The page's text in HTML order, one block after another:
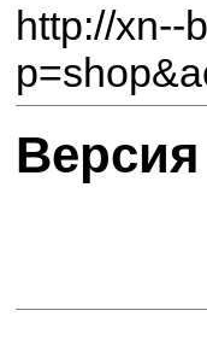
http://xn--